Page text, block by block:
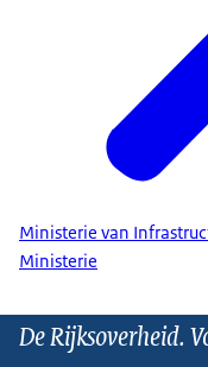
Ministerie van
Ministerie
De Rijksoverheid.